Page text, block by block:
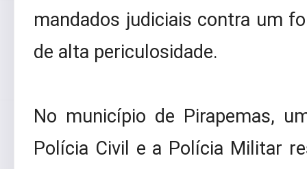
mandados judiciais contra um
de alta periculosidade.
No município de Pirapemas,
Polícia Civil e a Polícia Militar